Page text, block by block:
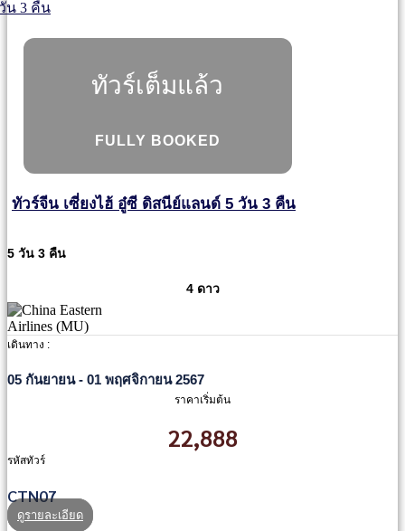
ทัวร์เต็มแล้ว
FULLY BOOKED
ทัวร์จีน เซี่ยงไฮ้ อู๋ซี ดิสนีย์แลนด์ 5 วัน 3 คืน
5 วัน 3 คืน
4 ดาว
เดินทาง :
05 กันยายน - 01 พฤศจิกายน 2567
ราคาเริ่มต้น
22,888
รหัสทัวร์
CTN07
ดูรายละเอียด